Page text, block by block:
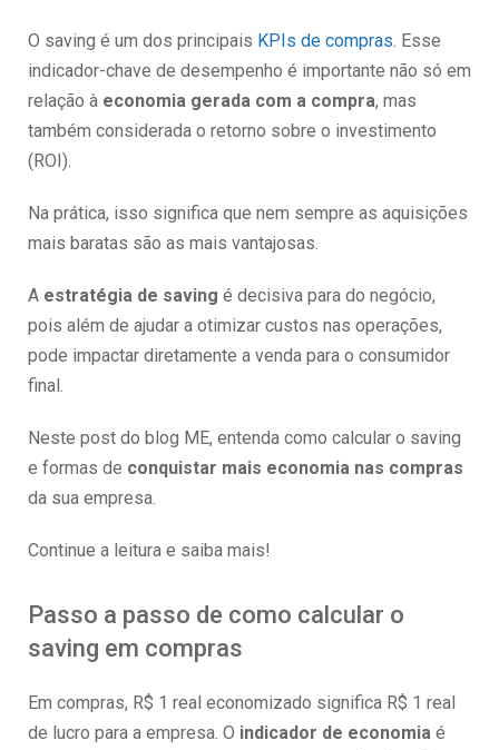
O saving é um dos principais KPIs de compras . Esse
indicador-chave de desempenho é importante não só em
relação à economia gerada com a compra, mas
também considerada o retorno sobre o investimento
(ROI).
Na prática, isso significa que nem sempre as aquisições
mais baratas são as mais vantajosas.
A estratégia de saving é decisiva para do negócio,
pois além de ajudar a otimizar custos nas operações,
pode impactar diretamente a venda para o consumidor
final.
Neste post do blog ME, entenda como calcular o saving
e formas de conquistar mais economia nas compras
da sua empresa.
Continue a leitura e saiba mais!
Passo a passo de como calcular o
saving em compras
Em compras, R$ 1 real economizado significa R$ 1 real
de lucro para a empresa. O indicador de economia é